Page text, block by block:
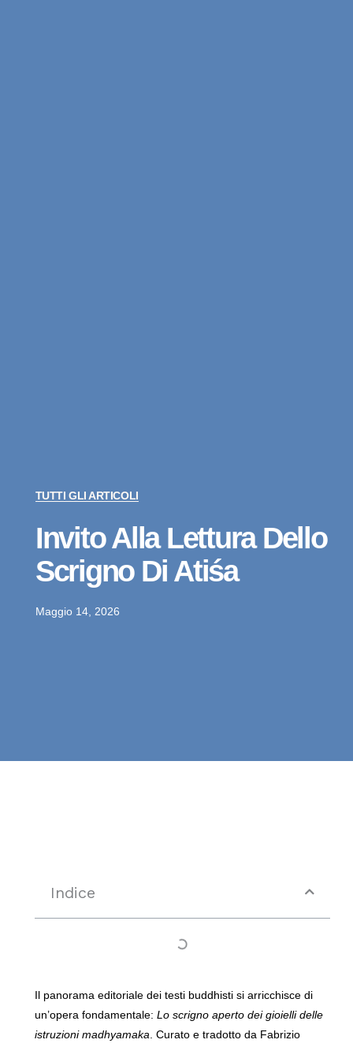
TUTTI GLI ARTICOLI
Invito Alla Lettura Dello
Scrigno Di Atiśa
Maggio 14, 2026
Indice
Il panorama editoriale dei testi buddhisti si arricchisce di
un’opera fondamentale: Lo scrigno aperto dei gioielli delle
istruzioni madhyamaka . Curato e tradotto da Fabrizio